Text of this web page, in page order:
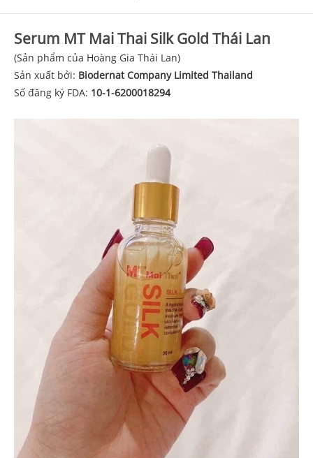
Serum MT Mai Thai Silk Gold Thái Lan
(Sản phẩm của Hoàng Gia Thái Lan)
Sản xuất bởi: Biodernat Company Limited Thailand
Số đăng ký FDA: 10-1-6200018294